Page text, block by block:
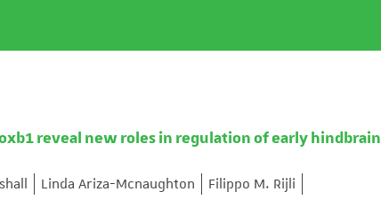
reveal new roles in regulation of early hindbrain
Linda Ariza-Mcnaughton
Filippo M. Rijli